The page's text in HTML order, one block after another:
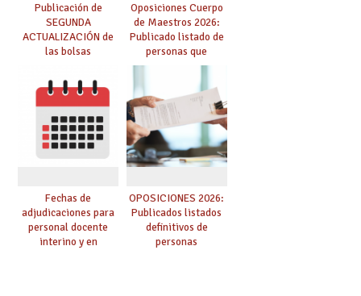
Publicación de
SEGUNDA
ACTUALIZACIÓN de
las bolsas
Cuerpo de Maestros
de especialidades
convocadas a
oposición
Oposiciones Cuerpo
de Maestros 2026:
Publicado listado de
personas que
adquieren nueva
especialidad
Fechas de
adjudicaciones para
personal docente
interino y en
OPOSICIONES 2026:
Publicados listados
definitivos de
personas